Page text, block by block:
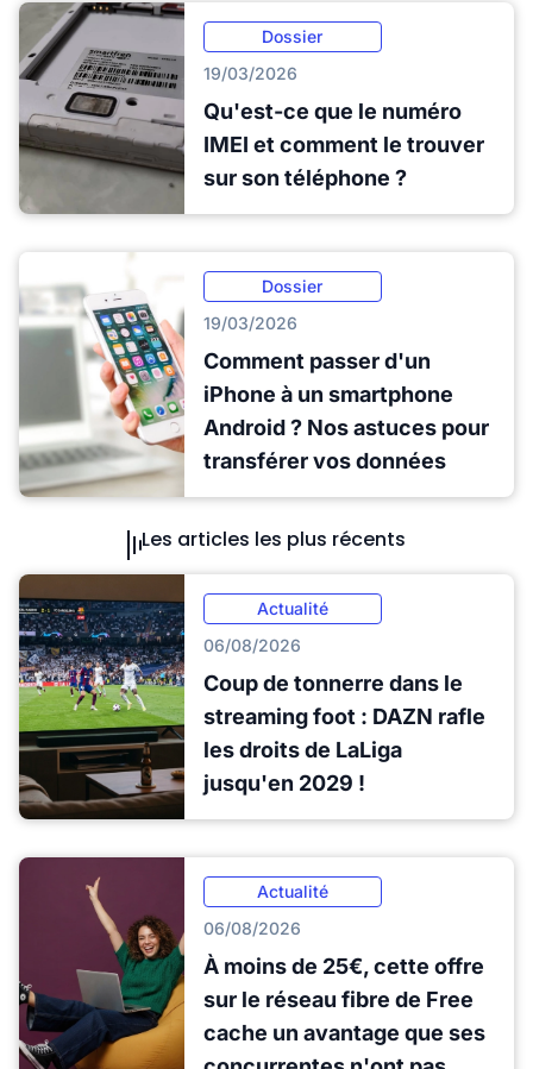
Dossier
19/03/2026
Qu'est-ce que le numéro
IMEI et comment le trouver
sur son téléphone ?
Dossier
19/03/2026
Comment passer d'un
iPhone à un smartphone
Android ? Nos astuces pour
transférer vos données
Les articles les plus récents
Actualité
06/08/2026
Coup de tonnerre dans le
streaming foot : DAZN rafle
les droits de LaLiga
jusqu'en 2029 !
Actualité
06/08/2026
À moins de 25€, cette offre
sur le réseau fibre de Free
cache un avantage que ses